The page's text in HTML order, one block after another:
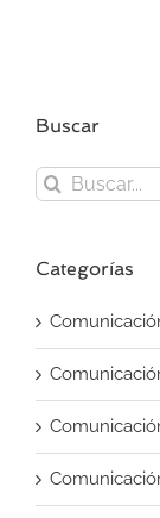
Buscar
Buscar:
Categorías